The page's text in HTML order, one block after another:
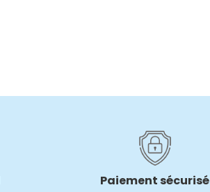
Paiement sécurisé